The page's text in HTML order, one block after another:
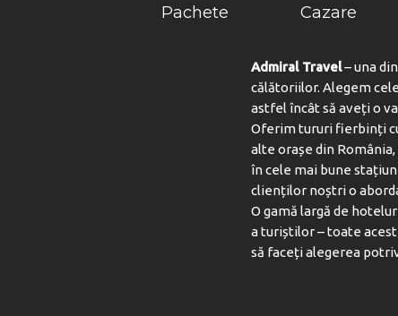
Pachete Cazare
Admiral Travel– una
călătoriilor. Alegem
astfel încât să aveți o
Oferim tururi fierbinți
alte orașe din
în cele mai bune
clienților noștri o
O gamă largă de
a turiștilor – toate
să faceți alegerea